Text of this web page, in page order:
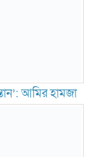
আমির হামজা